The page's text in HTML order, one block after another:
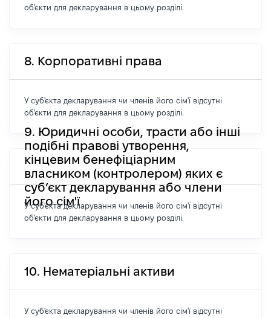
об'єкти для декларування в цьому розділі.
8. Корпоративні права
У суб'єкта декларування чи членів його сім'ї відсутні
об'єкти для декларування в цьому розділі.
9. Юридичні особи, трасти або інші
подібні правові утворення,
кінцевим бенефіціарним
власником (контролером) яких є
суб’єкт декларування або члени
його сім'ї
У суб'єкта декларування чи членів його сім'ї відсутні
об'єкти для декларування в цьому розділі.
10. Нематеріальні активи
У суб'єкта декларування чи членів його сім'ї відсутні